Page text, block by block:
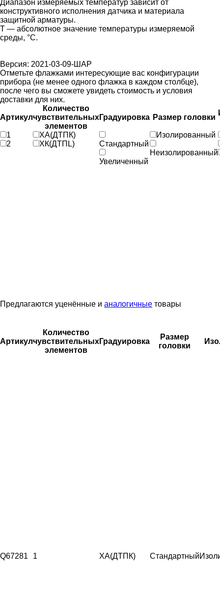
Диапазон измеряемых температур зависит от
конструктивного исполнения датчика и материала
защитной арматуры.
Т — абсолютное значение температуры измеряемой
среды, °С.
Версия: 2021-03-09-ШАР
Отметьте флажками интересующие вас конфигурации
прибора (не менее одного флажка в каждом столбце),
после чего вы сможете увидеть стоимость и условия
доставки для них.
Артикул
Количество
чувствительных
элементов
Градуировка Размер головки
1
2
ХА(ДТПК)
ХК(ДТПL)
Стандартный
Увеличенный
Изолированный
Неизолированный
Предлагаются уценённые и аналогичные товары
Артикул
Количество
чувствительных
элементов
Градуировка
Размер
головки
Q67281 1 ХА(ДТПК) Стандартный